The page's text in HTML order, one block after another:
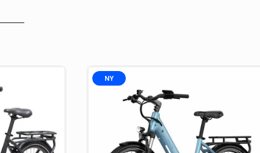
NY